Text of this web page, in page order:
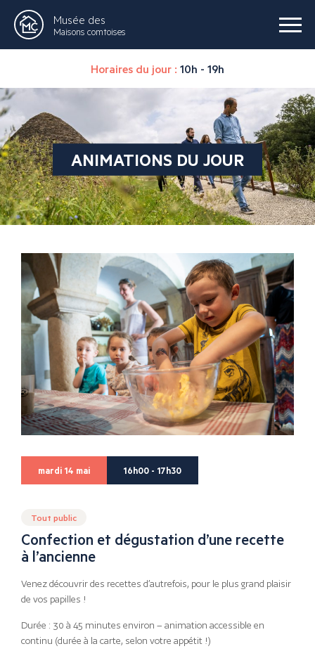
Musée des
Maisons comtoises
Horaires du jour : 10h - 19h
ANIMATIONS DU JOUR
mardi 14 mai 16h00 - 17h30
Tout public
Confection et dégustation d’une recette
à l’ancienne
Venez découvrir des recettes d’autrefois, pour le plus grand plaisir
de vos papilles !
Durée : 30 à 45 minutes environ – animation accessible en
continu (durée à la carte, selon votre appétit !)